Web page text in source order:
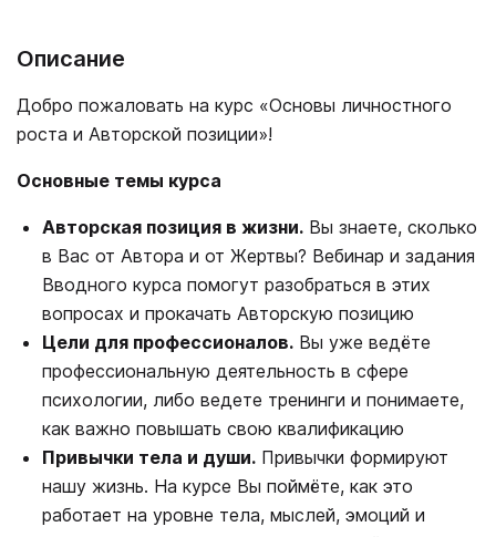
Описание
Добро пожаловать на курс «Основы личностного
роста и Авторской позиции»!
Основные темы курса
Авторская позиция в жизни. Вы знаете, сколько
в Вас от Автора и от Жертвы? Вебинар и задания
Вводного курса помогут разобраться в этих
вопросах и прокачать Авторскую позицию
Цели для профессионалов. Вы уже ведёте
профессиональную деятельность в сфере
психологии, либо ведете тренинги и понимаете,
как важно повышать свою квалификацию
Привычки тела и души. Привычки формируют
нашу жизнь. На курсе Вы поймёте, как это
работает на уровне тела, мыслей, эмоций и